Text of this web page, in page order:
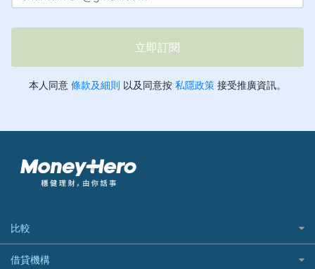
比較
私人貸款比較
借貸機構